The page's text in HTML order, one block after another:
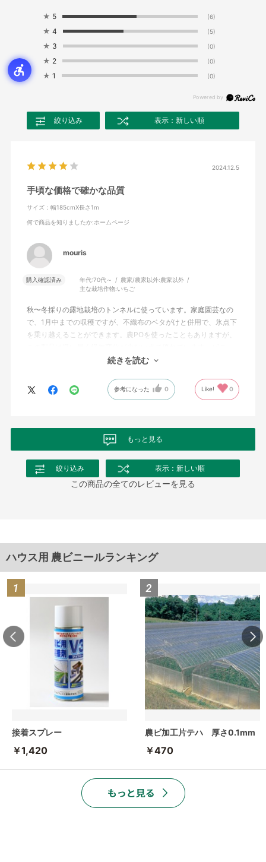
★ 5 (6)
★ 4 (5)
★ 3 (0)
★ 2 (0)
★ 1 (0)
絞り込み 表示：新しい順
2024.12.5
手頃な価格で確かな品質
サイズ：幅185cmX長さ1m
何で商品を知りましたか:ホームページ
mouris
購入確認済み 年代:70代～ 農家/農家以外:農家以外
主な栽培作物:いちご
秋〜冬採りの露地栽培のトンネルに使っています。家庭園芸なの
で、1月中までの収穫ですが、不織布のベタがけと併用で、氷点下
を乗り越えることができます。農POを使ったこともありますが、
ルは、保管中に張り付き易いのが玉にキズでしょうか。
続きを読む
参考になった 0 Like! 0
もっと見る
絞り込み 表示：新しい順
この商品の全てのレビューを見る
ハウス用 農ビニールランキング
接着スプレー
￥1,420
農ビ加工片テハ 厚さ0.1mm
￥470